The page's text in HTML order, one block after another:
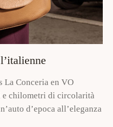
La Conceria en VO
chilometri di circolarità
d’epoca all’eleganza